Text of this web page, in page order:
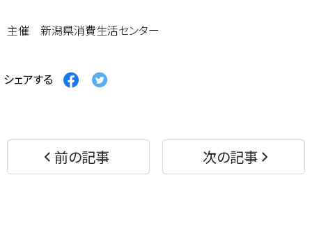
主催 新潟県消費生活センター
シェアする Facebook
す
る
Twitter
す
る
前の記事 次の記事